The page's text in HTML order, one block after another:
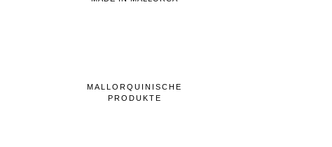
MALLORQUINISCHE
PRODUKTE